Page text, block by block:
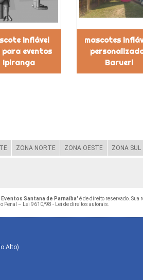
inflável
para eventos
Ipiranga
mascotes
Barueri
ZONA NORTE ZONA OESTE ZONA SUL
Santana de Parnaíba" é de direito reservado.
Penal –
Lei 9610/98 - Lei de direitos autorais
Alto)